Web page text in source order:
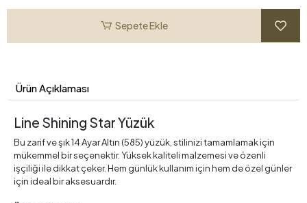
Sepete Ekle
Ürün Açıklaması
Line Shining Star Yüzük
Bu zarif ve şık 14 Ayar Altın (585) yüzük, stilinizi tamamlamak için
mükemmel bir seçenektir. Yüksek kaliteli malzemesi ve özenli
işçiliği ile dikkat çeker. Hem günlük kullanım için hem de özel günler
için ideal bir aksesuardır.